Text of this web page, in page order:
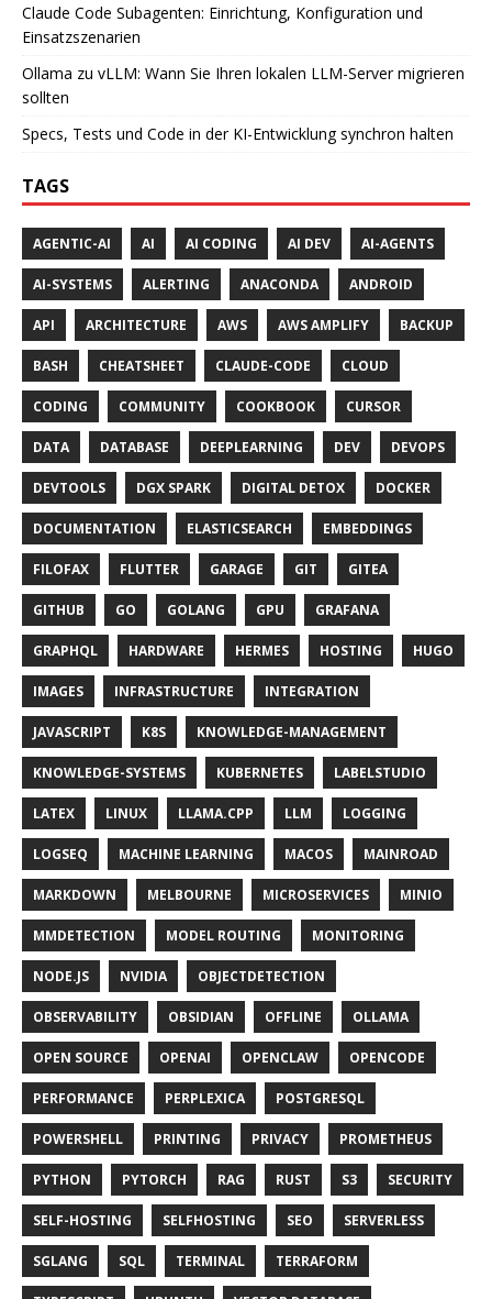
Claude Code Subagenten: Einrichtung, Konfiguration und
Einsatzszenarien
Ollama zu vLLM: Wann Sie Ihren lokalen LLM-Server migrieren
sollten
Specs, Tests und Code in der KI-Entwicklung synchron halten
TAGS
AGENTIC-AI AI AI CODING AI DEV AI-AGENTS
AI-SYSTEMS ALERTING ANACONDA ANDROID
API ARCHITECTURE AWS AWS AMPLIFY BACKUP
BASH CHEATSHEET CLAUDE-CODE CLOUD
CODING COMMUNITY COOKBOOK CURSOR
DATA DATABASE DEEPLEARNING DEV DEVOPS
DEVTOOLS DGX SPARK DIGITAL DETOX DOCKER
DOCUMENTATION ELASTICSEARCH EMBEDDINGS
FILOFAX FLUTTER GARAGE GIT GITEA
GITHUB GO GOLANG GPU GRAFANA
GRAPHQL HARDWARE HERMES HOSTING HUGO
IMAGES INFRASTRUCTURE INTEGRATION
JAVASCRIPT K8S KNOWLEDGE-MANAGEMENT
KNOWLEDGE-SYSTEMS KUBERNETES LABELSTUDIO
LATEX LINUX LLAMA.CPP LLM LOGGING
LOGSEQ MACHINE LEARNING MACOS MAINROAD
MARKDOWN MELBOURNE MICROSERVICES MINIO
MMDETECTION MODEL ROUTING MONITORING
NODE.JS NVIDIA OBJECTDETECTION
OBSERVABILITY OBSIDIAN OFFLINE OLLAMA
OPEN SOURCE OPENAI OPENCLAW OPENCODE
PERFORMANCE PERPLEXICA POSTGRESQL
POWERSHELL PRINTING PRIVACY PROMETHEUS
PYTHON PYTORCH RAG RUST S3 SECURITY
SELF-HOSTING SELFHOSTING SEO SERVERLESS
SGLANG SQL TERMINAL TERRAFORM